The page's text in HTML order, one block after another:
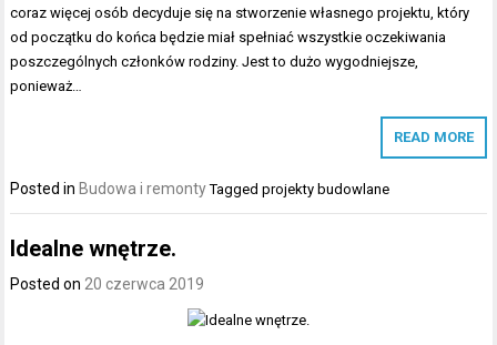
coraz więcej osób decyduje się na stworzenie własnego projektu, który
od początku do końca będzie miał spełniać wszystkie oczekiwania
poszczególnych członków rodziny. Jest to dużo wygodniejsze,
ponieważ…
READ MORE
Posted in Budowa i remonty Taggedprojekty budowlane
Idealne wnętrze.
Posted on 20 czerwca 2019